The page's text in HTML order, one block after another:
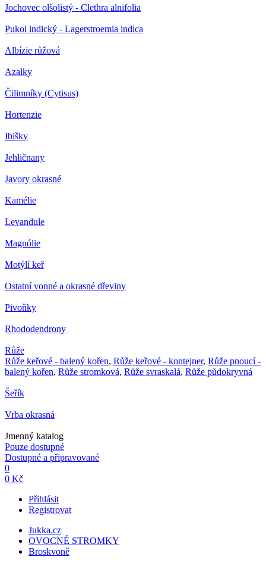
Jochovec olšolistý - Clethra alnifolia
Pukol indický - Lagerstroemia indica
Albízie růžová
Azalky
Čilimníky (Cytisus)
Hortenzie
Ibišky
Jehličnany
Javory okrasné
Kamélie
Levandule
Magnólie
Motýlí keř
Ostatní vonné a okrasné dřeviny
Pivoňky
Rhododendrony
Růže
Růže keřové - balený kořen, Růže keřové - kontejner, Růže pnoucí -
balený kořen, Růže stromková, Růže svraskalá, Růže půdokryvná
Šeřík
Vrba okrasná
Jmenný katalog
Pouze dostupné
Dostupné a připravované
0
0 Kč
Přihlásit
Registrovat
Jukka.cz
OVOCNÉ STROMKY
Broskvoně